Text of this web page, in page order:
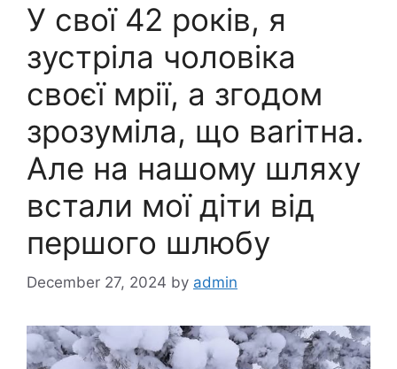
У свої 42 років, я
зустріла чоловіка
своєї мрії, а згодом
зрозуміла, що ваrітна.
Але на нашому шляху
встали мої діти від
першого шлюбу
December 27, 2024 by admin